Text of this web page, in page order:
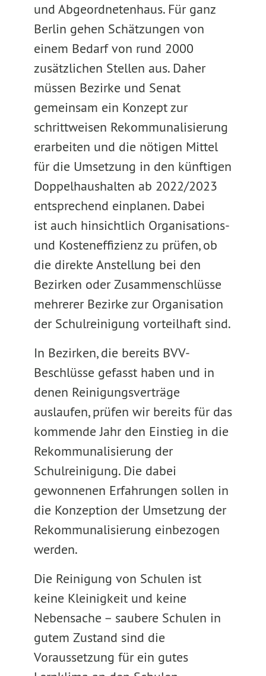
und Abgeordnetenhaus. Für ganz
Berlin gehen Schätzungen von
einem Bedarf von rund 2000
zusätzlichen Stellen aus. Daher
müssen Bezirke und Senat
gemeinsam ein Konzept zur
schrittweisen Rekommunalisierung
erarbeiten und die nötigen Mittel
für die Umsetzung in den künftigen
Doppelhaushalten ab 2022/2023
entsprechend einplanen. Dabei
ist auch hinsichtlich Organisations-
und Kosteneffizienz zu prüfen, ob
die direkte Anstellung bei den
Bezirken oder Zusammenschlüsse
mehrerer Bezirke zur Organisation
der Schulreinigung vorteilhaft sind.
In Bezirken, die bereits BVV-
Beschlüsse gefasst haben und in
denen Reinigungsverträge
auslaufen, prüfen wir bereits für das
kommende Jahr den Einstieg in die
Rekommunalisierung der
Schulreinigung. Die dabei
gewonnenen Erfahrungen sollen in
die Konzeption der Umsetzung der
Rekommunalisierung einbezogen
werden.
Die Reinigung von Schulen ist
keine Kleinigkeit und keine
Nebensache – saubere Schulen in
gutem Zustand sind die
Voraussetzung für ein gutes